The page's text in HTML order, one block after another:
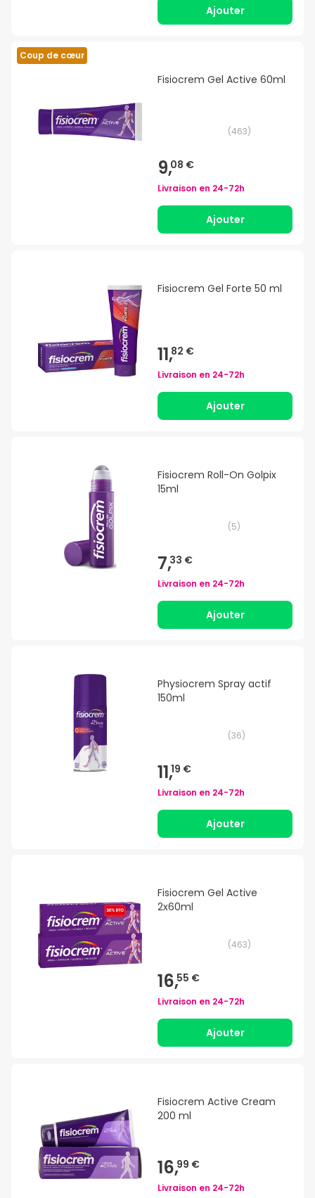
Ajouter
Coup de cœur
Fisiocrem Gel Active 60ml
(463)
9,08 €
Livraison en 24-72h
Ajouter
Fisiocrem Gel Forte 50 ml
11,82 €
Livraison en 24-72h
Ajouter
Fisiocrem Roll-On Golpix
15ml
(5)
7,33 €
Livraison en 24-72h
Ajouter
Physiocrem Spray actif
150ml
(36)
11,19 €
Livraison en 24-72h
Ajouter
Fisiocrem Gel Active
2x60ml
(463)
16,55 €
Livraison en 24-72h
Ajouter
Fisiocrem Active Cream
200 ml
16,99 €
Livraison en 24-72h